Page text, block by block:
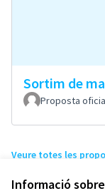
Informació
Sortim de
Proposta
Veure totes les